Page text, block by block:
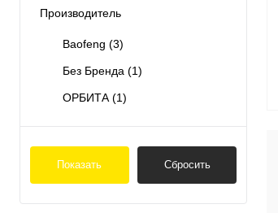
Производитель
Baofeng (3)
Без Бренда (1)
ОРБИТА (1)
Показать Сбросить